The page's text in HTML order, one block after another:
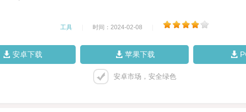
工具 时间：2024-02-08
安卓下载 苹果下载
安卓市场，安全绿色